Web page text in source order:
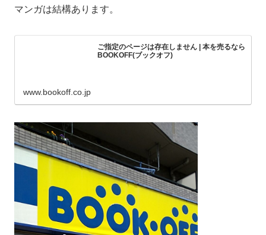
マンガは結構あります。
ご指定のページは存在しません | 本を売るなら
BOOKOFF(ブックオフ)
www.bookoff.co.jp